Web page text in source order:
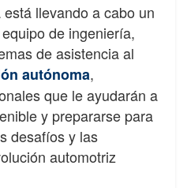
llevando a cabo un
de ingeniería,
de asistencia al
autónoma,
que le ayudarán a
y prepararse para
desafíos y las
automotriz